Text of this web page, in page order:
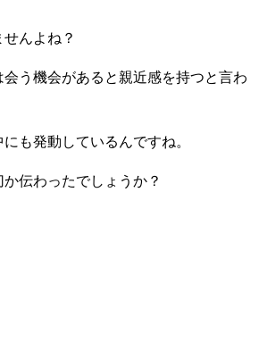
せんよね？
う機会があると親近感を持つと言わ
も発動しているんですね。
伝わったでしょうか？